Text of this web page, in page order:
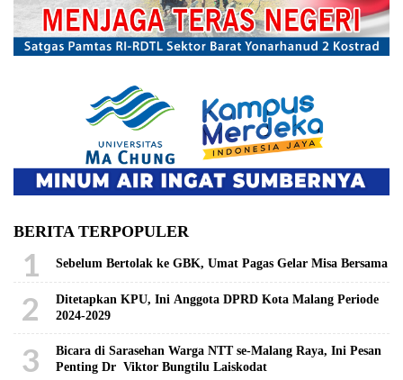
BERITA TERPOPULER
1 Sebelum Bertolak ke GBK, Umat Pagas Gelar Misa Bersama
2
Ditetapkan KPU, Ini Anggota DPRD Kota Malang Periode
2024-2029
3
Bicara di Sarasehan Warga NTT se-Malang Raya, Ini Pesan
Penting Dr Viktor Bungtilu Laiskodat